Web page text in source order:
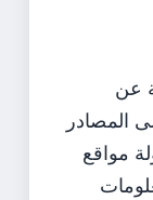
عن
المصادر
مواقع